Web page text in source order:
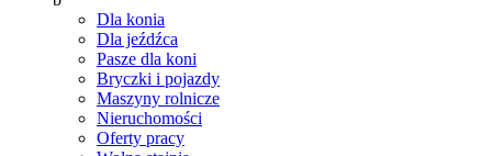
Dla konia
Dla jeźdźca
Pasze dla koni
Bryczki i pojazdy
Maszyny rolnicze
Nieruchomości
Oferty pracy